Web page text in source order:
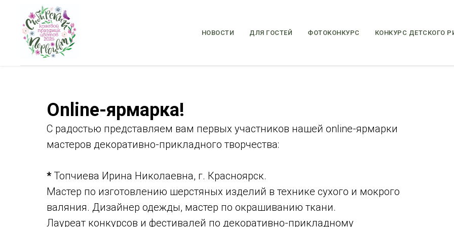
НОВОСТИ ДЛЯ ГОСТЕЙ ФОТОКОНКУРС КОНКУРС ДЕТСКОГО
Online-ярмарка!
С радостью представляем вам первых участников нашей online-ярмарки
мастеров декоративно-прикладного творчества:
* Топчиева Ирина Николаевна, г. Красноярск.
Мастер по изготовлению шерстяных изделий в технике сухого и мокрого
валяния. Дизайнер одежды, мастер по окрашиванию ткани.
Лауреат конкурсов и фестивалей по декоративно-прикладному